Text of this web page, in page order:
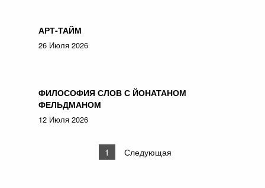
АРТ-ТАЙМ
26 Июля 2026
ФИЛОСОФИЯ СЛОВ С ЙОНАТАНОМ
ФЕЛЬДМАНОМ
12 Июля 2026
1 Следующая